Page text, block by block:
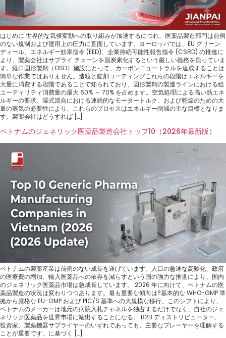
はじめに 世界的な気候変動への取り組みが加速するにつれ、医薬品製造部門は前例
のない規制および運用上の圧力に直面しています。ヨーロッパでは、EU グリーン
ディール、エネルギー効率指令 (EED)、企業持続可能性報告指令 (CSRD) の推進に
より、製薬会社はサプライ チェーンを脱炭素化するという厳しい義務を負っていま
す。経口固形製剤（OSD）施設にとって、カーボンニュートラルを達成することは
簡単な作業ではありません。造粒と錠剤コーティングこれらの段階はエネルギーを
大量に消費する段階であることで知られており、固形製剤の製造ラインにおける総
ユーティリティ消費量の最大 60% ～ 70% を占めます。空気処理による高い熱エネ
ルギーの要求、湿式混合における連続的なモータートルク、および乾燥のための大
量の蒸気の必要性により、これらのプロセスはエネルギー削減の主な目標となりま
す。製薬会社はどうすれば […]
ベトナムのジェネリック医薬品製造会社トップ10（2026年最新版）
ベトナムの製薬産業は前例のない成長を遂げています。人口の急速な高齢化、政府
の医療費の増加、輸入医薬品への依存を減らすという国の強力な推進により、国内
のジェネリック医薬品市場は急成長しています。 2026 年に向けて、ベトナムの医
薬品製造の状況は変わりつつあります。最も重要な傾向は?基本的な WHO-GMP 準
拠から厳格な EU-GMP および PIC/S 基準への大規模な移行。このシフトにより、
ベトナムのメ​​ーカーは地元の病院入札チャネルを独占するだけでなく、自社のジェ
ネリック医薬品を世界市場に輸出することになる。 B2B ディストリビューター、
投資家、製薬機器サプライヤーのいずれであっても、主要なプレーヤーを理解する
ことが重要です。に基づく […]